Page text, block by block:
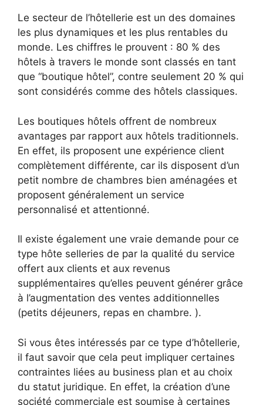
Le secteur de l’hôtellerie est un des domaines
les plus dynamiques et les plus rentables du
monde. Les chiffres le prouvent : 80 % des
hôtels à travers le monde sont classés en tant
que “boutique hôtel”, contre seulement 20 % qui
sont considérés comme des hôtels classiques.
Les boutiques hôtels offrent de nombreux
avantages par rapport aux hôtels traditionnels.
En effet, ils proposent une expérience client
complètement différente, car ils disposent d’un
petit nombre de chambres bien aménagées et
proposent généralement un service
personnalisé et attentionné.
Il existe également une vraie demande pour ce
type hôte selleries de par la qualité du service
offert aux clients et aux revenus
supplémentaires qu’elles peuvent générer grâce
à l’augmentation des ventes additionnelles
(petits déjeuners, repas en chambre. ).
Si vous êtes intéressés par ce type d’hôtellerie,
il faut savoir que cela peut impliquer certaines
contraintes liées au business plan et au choix
du statut juridique. En effet, la création d’une
société commerciale est soumise à certaines